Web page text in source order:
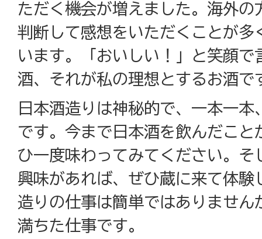
ただく機会が増えました。海外の
判断して感想をいただくことが多
います。「おいしい！」と笑顔で
酒、それが私の理想とするお酒で
日本酒造りは神秘的で、一本一
です。今まで日本酒を飲んだこと
ひ一度味わってみてください。そ
興味があれば、ぜひ蔵に来て体験
造りの仕事は簡単ではありません
満ちた仕事です。